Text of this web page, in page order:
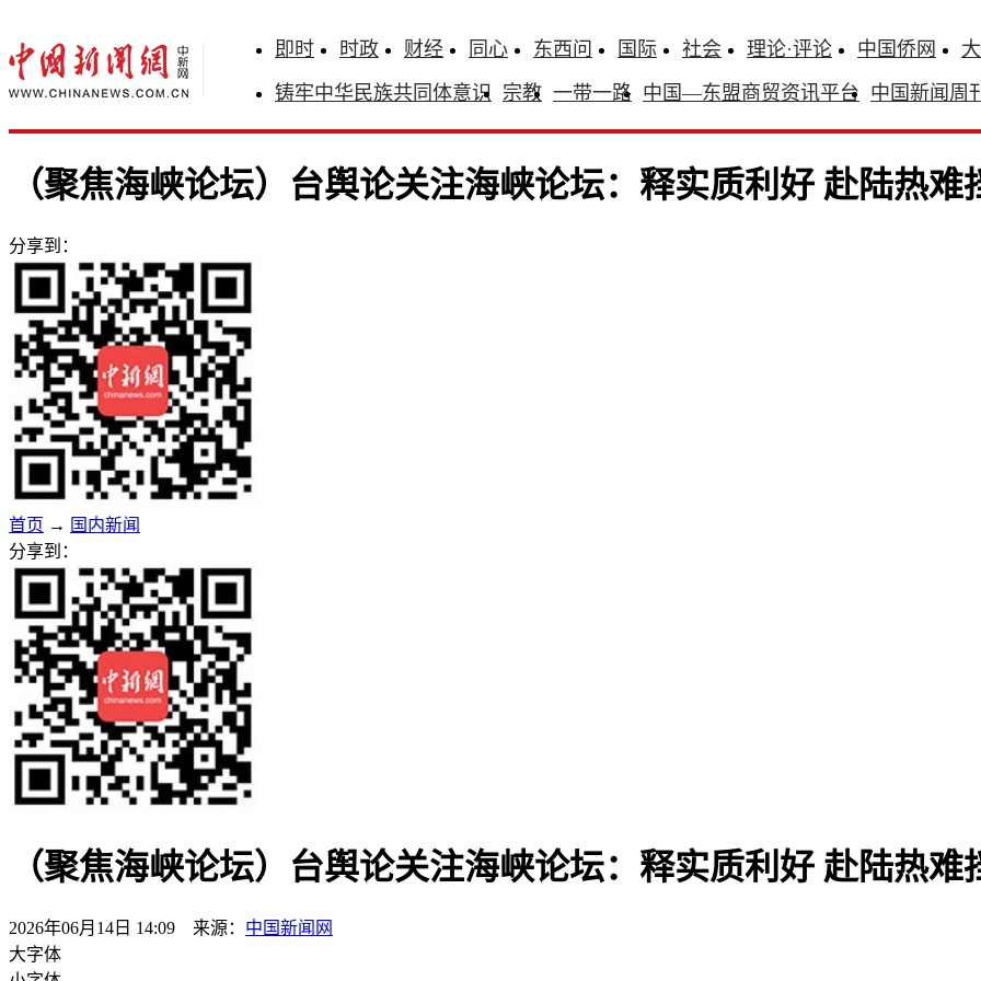
即时 时政 财经 同心 东西问 国际 社会 理论·评论 中国侨网
铸牢中华民族共同体意识 宗教 一带一路 中国—东盟商贸资讯平台 中国新闻周
（聚焦海峡论坛）台舆论关注海峡论坛：释实质利好 赴陆热难
分享到：
首页 → 国内新闻
分享到：
（聚焦海峡论坛）台舆论关注海峡论坛：释实质利好 赴陆热难
2026年06月14日 14:09 来源： 中国新闻网
大字体